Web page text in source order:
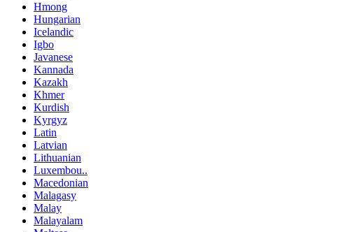
Hmong
Hungarian
Icelandic
Igbo
Javanese
Kannada
Kazakh
Khmer
Kurdish
Kyrgyz
Latin
Latvian
Lithuanian
Luxembou..
Macedonian
Malagasy
Malay
Malayalam